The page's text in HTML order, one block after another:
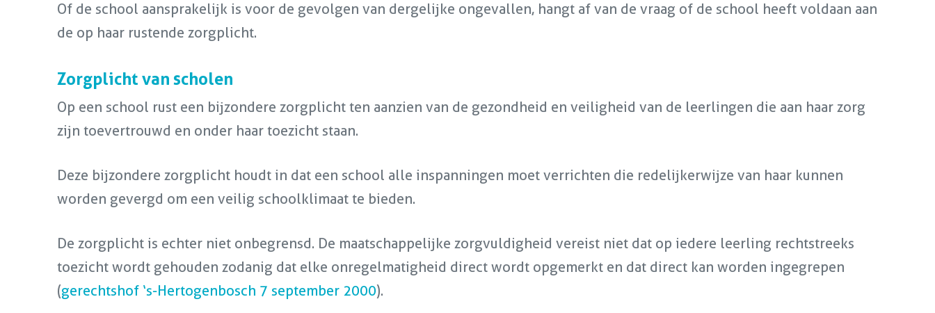
Of de school aansprakelijk is voor de gevolgen van dergelijke ongevallen, hangt af van de vraag of de school heeft voldaan aan
de op haar rustende zorgplicht.
Zorgplicht van scholen
Op een school rust een bijzondere zorgplicht ten aanzien van de gezondheid en veiligheid van de leerlingen die aan haar zorg
zijn toevertrouwd en onder haar toezicht staan.
Deze bijzondere zorgplicht houdt in dat een school alle inspanningen moet verrichten die redelijkerwijze van haar kunnen
worden gevergd om een veilig schoolklimaat te bieden.
De zorgplicht is echter niet onbegrensd. De maatschappelijke zorgvuldigheid vereist niet dat op iedere leerling rechtstreeks
toezicht wordt gehouden zodanig dat elke onregelmatigheid direct wordt opgemerkt en dat direct kan worden ingegrepen
(gerechtshof ‘s-Hertogenbosch 7 september 2000).